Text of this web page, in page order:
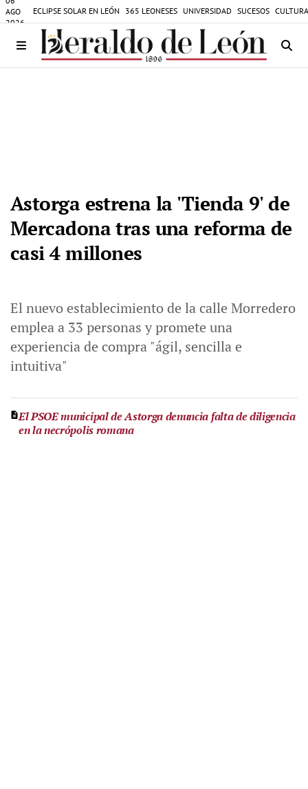
AGO
2026
ECLIPSE SOLAR EN LEÓN 365 LEONESES UNIVERSIDAD SUCESOS
Astorga estrena la 'Tienda 9' de
Mercadona tras una reforma de
casi 4 millones
El nuevo establecimiento de la calle Morredero
emplea a 33 personas y promete una
experiencia de compra "ágil, sencilla e
intuitiva"
El PSOE municipal de Astorga denuncia falta de diligencia
en la necrópolis romana